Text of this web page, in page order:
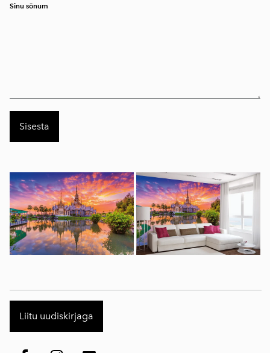
Sinu sõnum
Liitu uudiskirjaga